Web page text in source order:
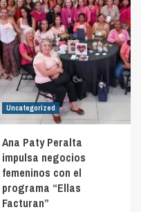
Uncategorized
Ana Paty Peralta
impulsa negocios
femeninos con el
programa “Ellas
Facturan”